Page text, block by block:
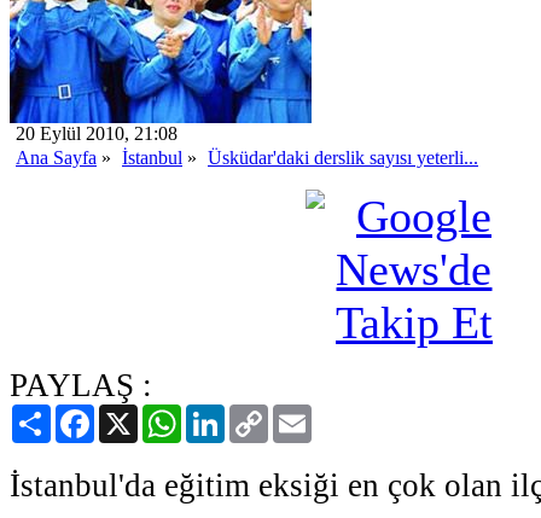
20 Eylül 2010, 21:08
Ana Sayfa » İstanbul » Üsküdar'daki derslik sayısı yeterli...
PAYLAŞ :
PaylaşFacebook
X WhatsAppLinkedIn
Copy
Link
İstanbul'da eğitim eksiği en çok olan